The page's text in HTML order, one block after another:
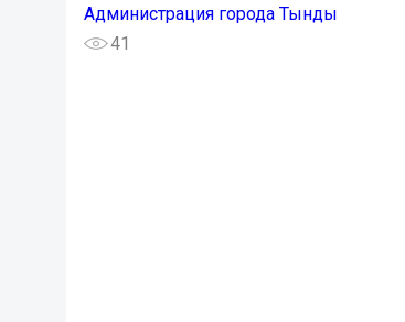
Администрация города Тынды
41